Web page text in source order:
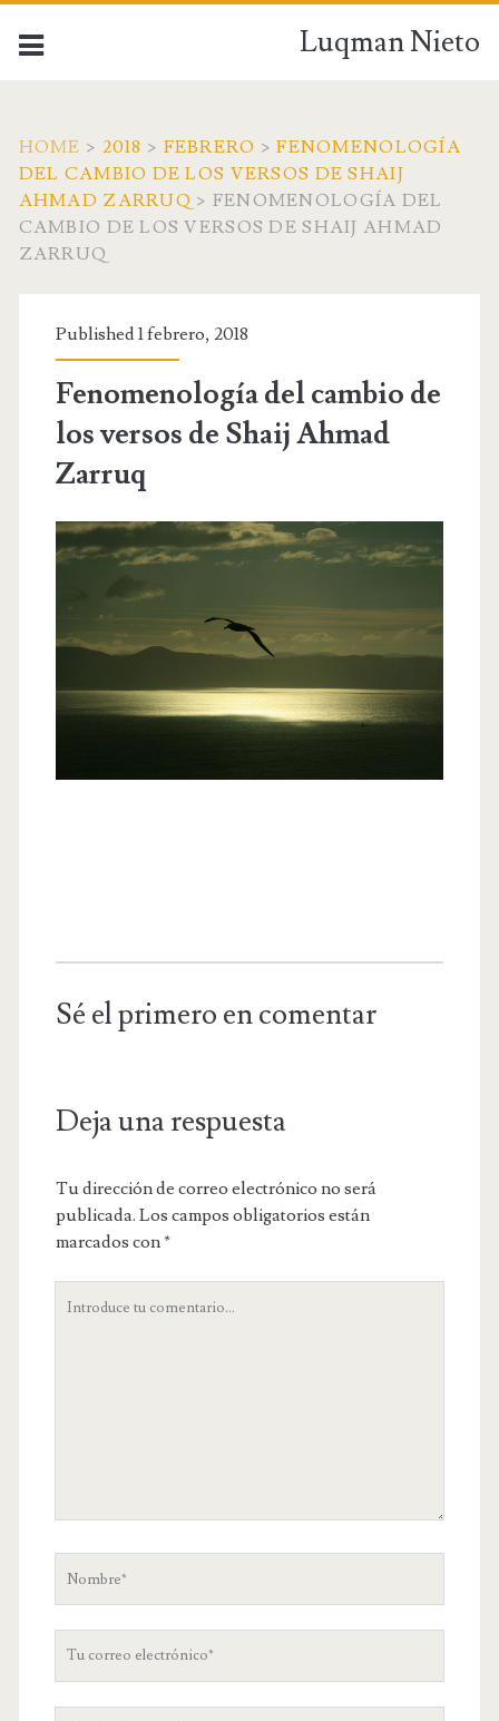
Luqman Nieto
HOME > 2018 > FEBRERO > FENOMENOLOGÍA
DEL CAMBIO DE LOS VERSOS DE SHAIJ
AHMAD ZARRUQ > FENOMENOLOGÍA DEL
CAMBIO DE LOS VERSOS DE SHAIJ AHMAD
ZARRUQ
Published 1 febrero, 2018
Fenomenología del cambio de
los versos de Shaij Ahmad
Zarruq
Sé el primero en comentar
Deja una respuesta
Tu dirección de correo electrónico no será
publicada. Los campos obligatorios están
marcados con*